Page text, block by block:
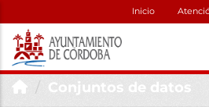
Inicio
Conjuntos de datos